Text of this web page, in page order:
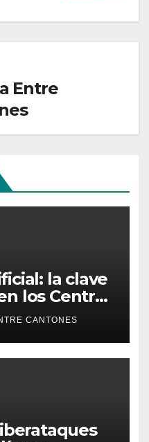
Entre
la clave
los Centros
Seguridad
CANTONES